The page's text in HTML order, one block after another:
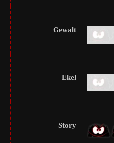
Gewalt
Ekel
Story